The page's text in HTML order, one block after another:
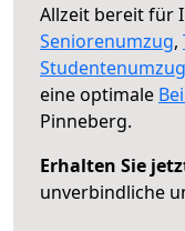
Allzeit bereit für
Seniorenumzug,
Studentenumzug
eine optimale
Pinneberg.
Erhalten Sie
unverbindliche